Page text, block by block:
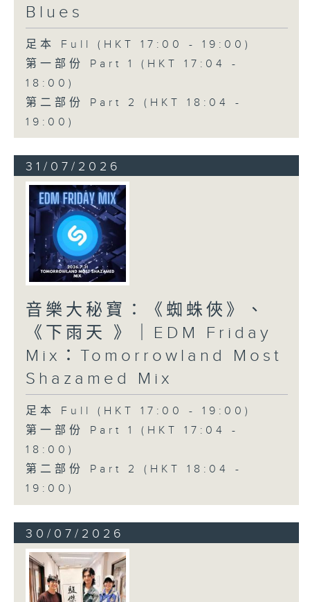
Blues
足本 Full (HKT 17:00 - 19:00)
第一部份 Part 1 (HKT 17:04 -
18:00)
第二部份 Part 2 (HKT 18:04 -
19:00)
31/07/2026
音樂大秘寶：《蜘蛛俠》、
《下雨天 》｜EDM Friday
Mix：Tomorrowland Most
Shazamed Mix
足本 Full (HKT 17:00 - 19:00)
第一部份 Part 1 (HKT 17:04 -
18:00)
第二部份 Part 2 (HKT 18:04 -
19:00)
30/07/2026